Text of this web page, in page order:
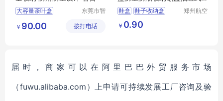
大容量茶叶盒
多功能茶叶盒
东莞市智
限公司
￥ 90.00 拨打电话
简易鞋盒
鞋盒 鞋子收纳盒
办公透明塑料鞋盒
郑州航空
￥ 0.90
届时，商家可以在阿里巴巴外贸服务市场
（fuwu.alibaba.com）上申请可持续发展工厂咨询及验